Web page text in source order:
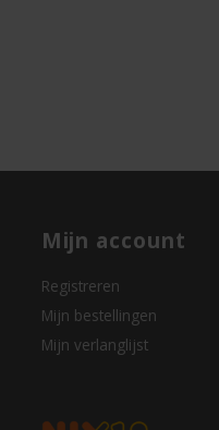
Mijn account
Registreren
Mijn bestellingen
Mijn verlanglijst